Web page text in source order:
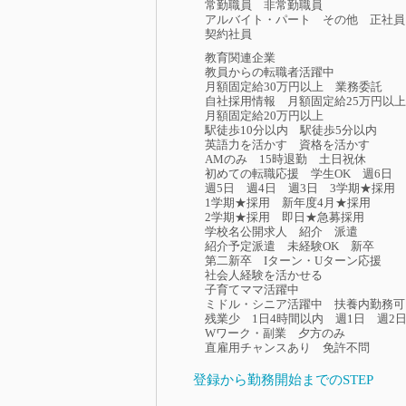
常勤職員
非常勤職員
アルバイト・パート
その他
正社員
契約社員
教育関連企業
教員からの転職者活躍中
月額固定給30万円以上
業務委託
自社採用情報
月額固定給25万円以上
月額固定給20万円以上
駅徒歩10分以内
駅徒歩5分以内
英語力を活かす
資格を活かす
AMのみ
15時退勤
土日祝休
初めての転職応援
学生OK
週6日
週5日
週4日 週3日
3学期★採用
1学期★採用
新年度4月★採用
2学期★採用
即日★急募採用
学校名公開求人
紹介
派遣
紹介予定派遣
未経験OK
新卒
第二新卒
Iターン・Uターン応援
社会人経験を活かせる
子育てママ活躍中
ミドル・シニア活躍中
扶養内勤務可
残業少
1日4時間以内 週1日
週2日
Wワーク・副業
夕方のみ
直雇用チャンスあり
免許不問
登録から勤務開始までのSTEP